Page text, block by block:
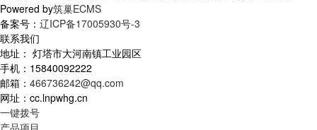
Powered by筑巢ECMS
备案号： 辽ICP备17005930号-3
联系我们
地址： 灯塔市大河南镇工业园区
手机：15840092222
邮箱： 466736242@qq.com
网址：cc.lnpwhg.cn
一键拨号